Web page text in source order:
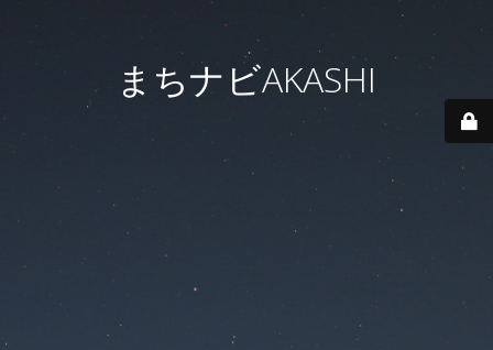
まちナビAKASHI